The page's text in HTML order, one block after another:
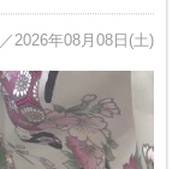
／2026年08月08日(土)